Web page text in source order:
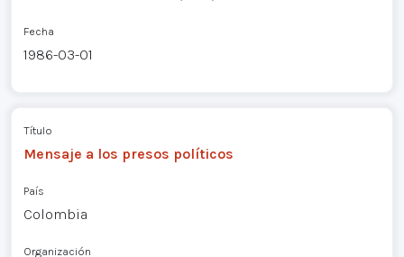
Fecha
1986-03-01
Título
Mensaje a los presos políticos
País
Colombia
Organización